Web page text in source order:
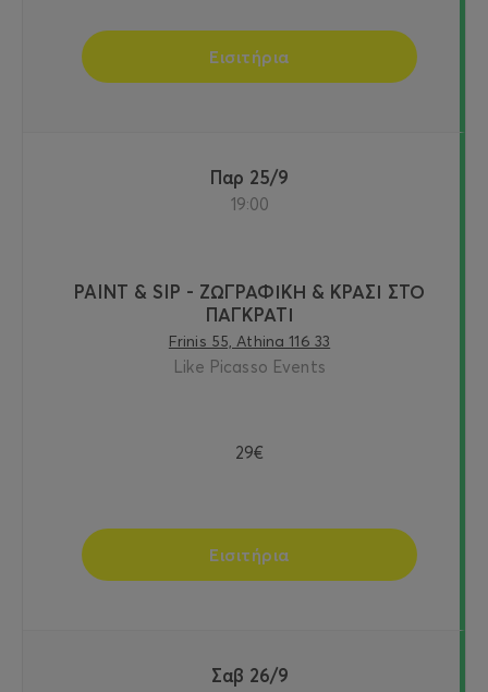
Εισιτήρια
Παρ 25/9
19:00
PAINT & SIP - ΖΩΓΡΑΦΙΚΗ & ΚΡΑΣΙ ΣΤΟ
ΠΑΓΚΡΑΤΙ
Frinis 55, Athina 116 33
Like Picasso Events
29€
Εισιτήρια
Σαβ 26/9